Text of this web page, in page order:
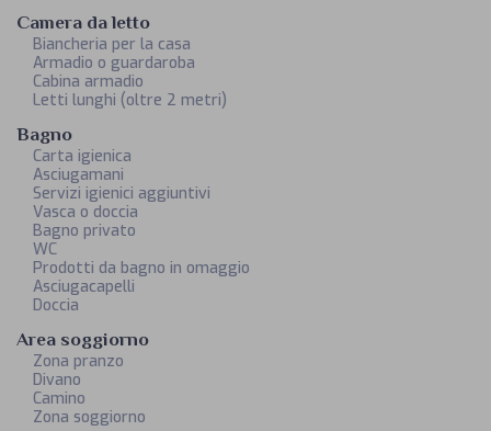
Camera da letto
Biancheria per la casa
Armadio o guardaroba
Cabina armadio
Letti lunghi (oltre 2 metri)
Bagno
Carta igienica
Asciugamani
Servizi igienici aggiuntivi
Vasca o doccia
Bagno privato
WC
Prodotti da bagno in omaggio
Asciugacapelli
Doccia
Area soggiorno
Zona pranzo
Divano
Camino
Zona soggiorno